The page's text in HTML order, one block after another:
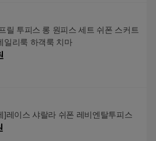
릴 투피스 롱 원피스 세트 쉬폰 스커트
일리룩 하객룩 치마
]레이스 샤랄라 쉬폰 레비엔탈투피스